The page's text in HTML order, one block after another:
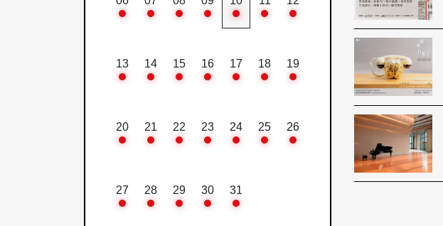
13 14 15 16 17 18 19
20 21 22 23 24 25 26
27 28 29 30 31